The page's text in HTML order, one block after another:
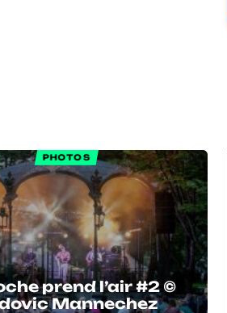
PHOTOS
prend l’air #2 ©
Mannechez